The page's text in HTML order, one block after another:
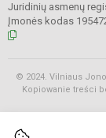
Juridinių asmenų
Įmonės kodas
© 2024. Vilniaus
Kopiowanie treści